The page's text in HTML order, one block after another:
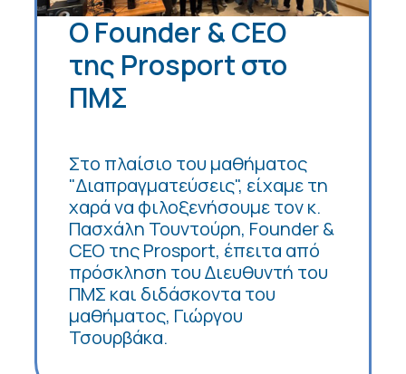
Ο Founder & CEO
της Prosport στο
ΠΜΣ
Στο πλαίσιο του μαθήματος
"Διαπραγματεύσεις", είχαμε τη
χαρά να φιλοξενήσουμε τον κ.
Πασχάλη Τουντούρη, Founder &
CEO της Prosport, έπειτα από
πρόσκληση του Διευθυντή του
ΠΜΣ και διδάσκοντα του
μαθήματος, Γιώργου
Τσουρβάκα.